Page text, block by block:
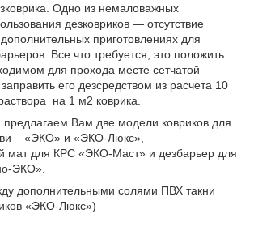
Одно из немаловажных
дезковриков ― отсутствие
приготовлениях для
Все что требуется, это положить
для прохода месте сетчатой
его дезсредством из расчета 10
раствора на 1 м2 коврика.
Вам две модели ковриков для
– «ЭКО» и «ЭКО-Люкс»,
мат для КРС «ЭКО-Маст» и дезбарьер для
ЭКО».
дополнительными солями ПВХ такни
«ЭКО-Люкс»)